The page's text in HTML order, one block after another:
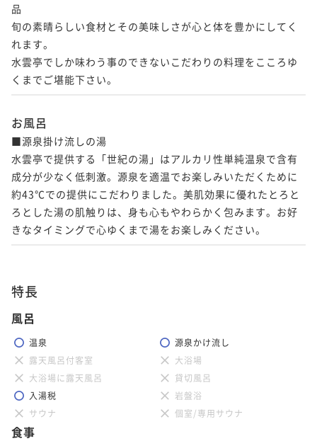
品
旬の素晴らしい食材とその美味しさが心と体を豊かにしてく
れます。
水雲亭でしか味わう事のできないこだわりの料理をこころゆ
くまでご堪能下さい。
お風呂
■源泉掛け流しの湯
水雲亭で提供する「世紀の湯」はアルカリ性単純温泉で含有
成分が少なく低刺激。源泉を適温でお楽しみいただくために
約43℃での提供にこだわりました。美肌効果に優れたとろと
ろとした湯の肌触りは、身も心もやわらかく包みます。お好
きなタイミングで心ゆくまで湯をお楽しみください。
特長
風呂
温泉
源泉かけ流し
露天風呂付客室
大浴場
大浴場に露天風呂
貸切風呂
入湯税
岩盤浴
サウナ
個室/専用サウナ
食事